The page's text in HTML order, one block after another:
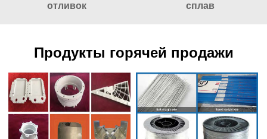
отливок
сплав
Продукты горячей продажи